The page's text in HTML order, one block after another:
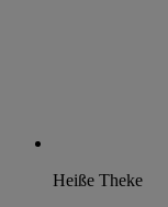
Heiße Theke